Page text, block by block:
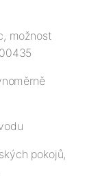
možnost
pokojů,